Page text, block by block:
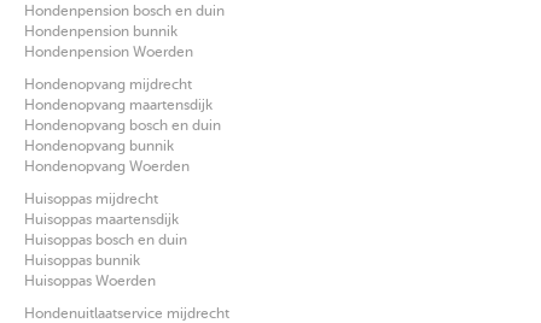
Hondenpension bosch en duin
Hondenpension bunnik
Hondenpension Woerden
Hondenopvang mijdrecht
Hondenopvang maartensdijk
Hondenopvang bosch en duin
Hondenopvang bunnik
Hondenopvang Woerden
Huisoppas mijdrecht
Huisoppas maartensdijk
Huisoppas bosch en duin
Huisoppas bunnik
Huisoppas Woerden
Hondenuitlaatservice mijdrecht